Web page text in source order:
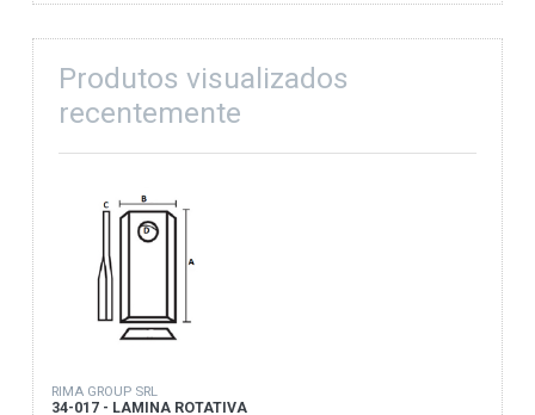
Produtos visualizados
recentemente
RIMA GROUP SRL
34-017 - LAMINA ROTATIVA